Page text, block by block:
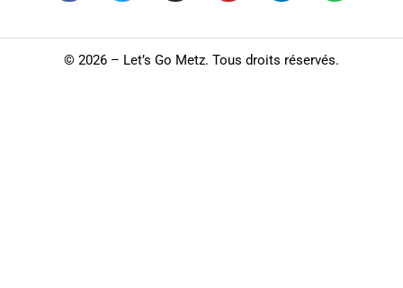
© 2026 – Let’s Go Metz. Tous droits réservés.